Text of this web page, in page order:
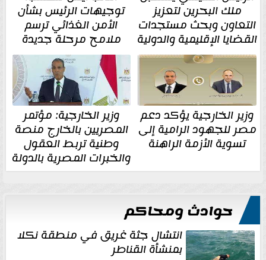
ملك البحرين لتعزيز
التعاون وبحث مستجدات
القضايا الإقليمية والدولية
توجيهات الرئيس بشأن
الأمن الغذائي ترسم
ملامح مرحلة جديدة
وزير الخارجية يؤكد دعم
مصر للجهود الرامية إلى
تسوية الأزمة الراهنة
وزير الخارجية: مؤتمر
المصريين بالخارج منصة
وطنية تربط العقول
والخبرات المصرية بالدولة
حوادث ومحاكم
انتشال جثة غريق في منطقة نكلا
بمنشأة القناطر